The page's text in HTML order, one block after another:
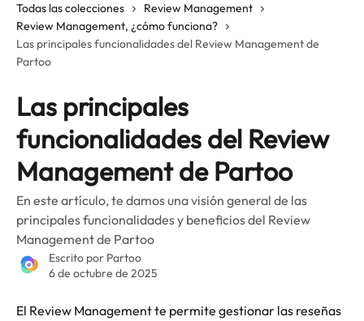
Todas las colecciones
Review Management
Review Management, ¿cómo funciona?
Las principales funcionalidades del Review Management de
Partoo
Las principales
funcionalidades del Review
Management de Partoo
En este artículo, te damos una visión general de las
principales funcionalidades y beneficios del Review
Management de Partoo
Escrito por Partoo
6 de octubre de 2025
El Review Management te permite gestionar las reseñas